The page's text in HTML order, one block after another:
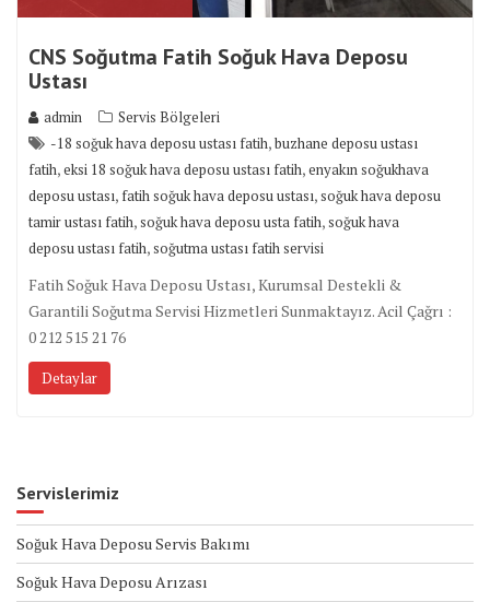
CNS Soğutma Fatih Soğuk Hava Deposu
Ustası
admin
Servis Bölgeleri
-18 soğuk hava deposu ustası fatih,buzhane deposu ustası
fatih,eksi 18 soğuk hava deposu ustası fatih,enyakın soğukhava
deposu ustası, fatih soğuk hava deposu ustası,soğuk hava deposu
tamir ustası fatih,soğuk hava deposu usta fatih,soğuk hava
deposu ustası fatih,soğutma ustası fatih servisi
Fatih Soğuk Hava Deposu Ustası, Kurumsal Destekli &
Garantili Soğutma Servisi Hizmetleri Sunmaktayız. Acil Çağrı :
0 212 515 21 76
Detaylar
Servislerimiz
Soğuk Hava Deposu Servis Bakımı
Soğuk Hava Deposu Arızası